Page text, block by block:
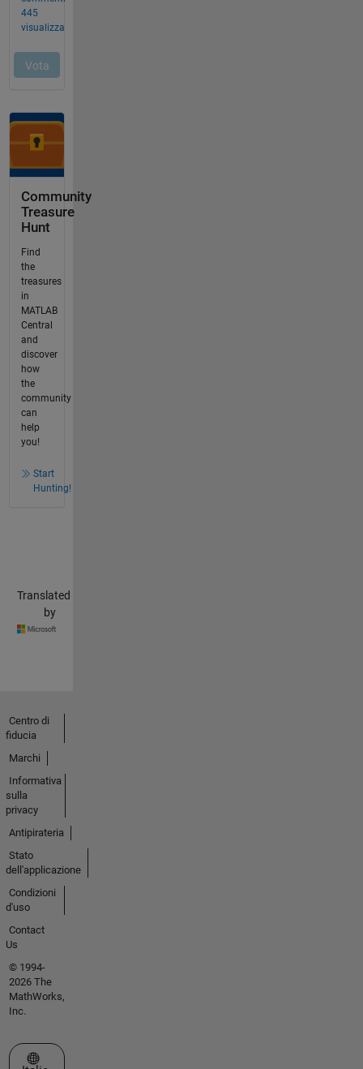
Community
Treasure
Hunt
Find
the
treasures
in
MATLAB
Central
and
discover
how
the
community
can
help
you!
Start
Hunting!
Translated
by
Centro di
fiducia
Marchi
Informativa
sulla
privacy
Antipirateria
Stato
dell'applicazione
Condizioni
d'uso
Contact
Us
© 1994-
2026 The
MathWorks,
Inc.
Seleziona un sito web